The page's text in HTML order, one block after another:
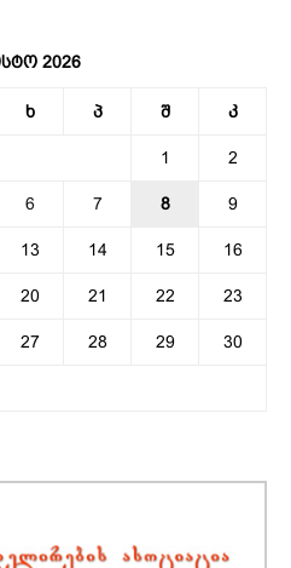
2026
ხ პ შ კ
1 2
6 7 8 9
13 14 15 16
20 21 22 23
27 28 29 30